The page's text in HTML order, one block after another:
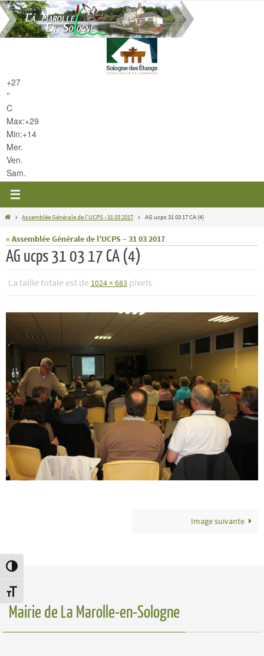
Passer en contraste élevé
Changer la taille de la police
Passer
vers
le
+27
°
C
Max:+29
Min:+14
Mer.
Ven.
Sam.
HomeAssemblée Générale de l'UCPS - 31 03 2017 AG ucps 31 03 17 CA (4)
« Assemblée Générale de l’UCPS – 31 03 2017
AG ucps 31 03 17 CA (4)
La taille totale est de 1024 × 683 pixels
Image suivante
Mairie de La Marolle-en-Sologne